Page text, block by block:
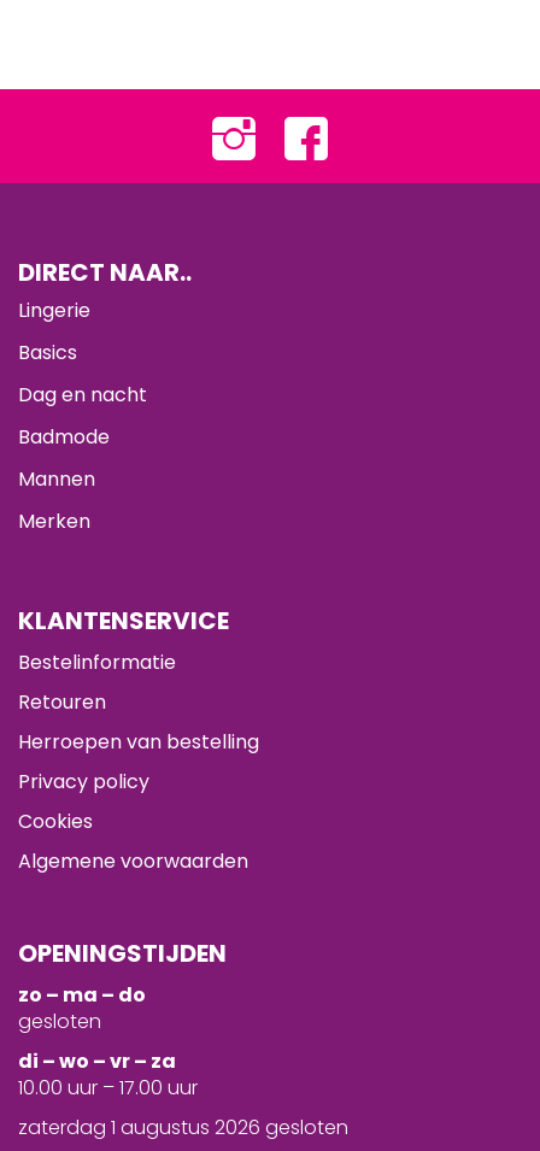
DIRECT NAAR..
Lingerie
Basics
Dag en nacht
Badmode
Mannen
Merken
KLANTENSERVICE
Bestelinformatie
Retouren
Herroepen van bestelling
Privacy policy
Cookies
Algemene voorwaarden
OPENINGSTIJDEN
zo – ma – do
gesloten
di – wo – vr – za
10.00 uur – 17.00 uur
zaterdag 1 augustus 2026 gesloten